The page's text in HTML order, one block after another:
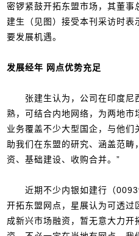
密锣紧鼓开拓东盟市场，其董
建生（见图）接受本刊采访时表
要发展机遇。
发展经年 网点优势充足
张建生认为，公司在印度尼
熟，可结合内地网络，为两地市
业务覆盖不少大型国企，与他
助我们在东盟的研究、涵盖范
资、基础建设、收购合并。”
近期不少内银如建行（
开拓东盟网点，星展认为可透
成新兴市场融资，暂无意大力开